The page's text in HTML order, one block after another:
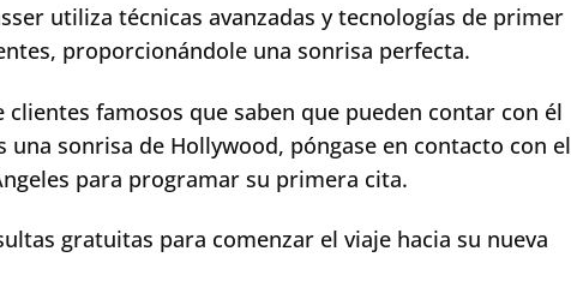
utiliza técnicas avanzadas y tecnologías de primer
proporcionándole una sonrisa perfecta.
famosos que saben que pueden contar con él
sonrisa de Hollywood, póngase en contacto con el
para programar su primera cita.
gratuitas para comenzar el viaje hacia su nueva